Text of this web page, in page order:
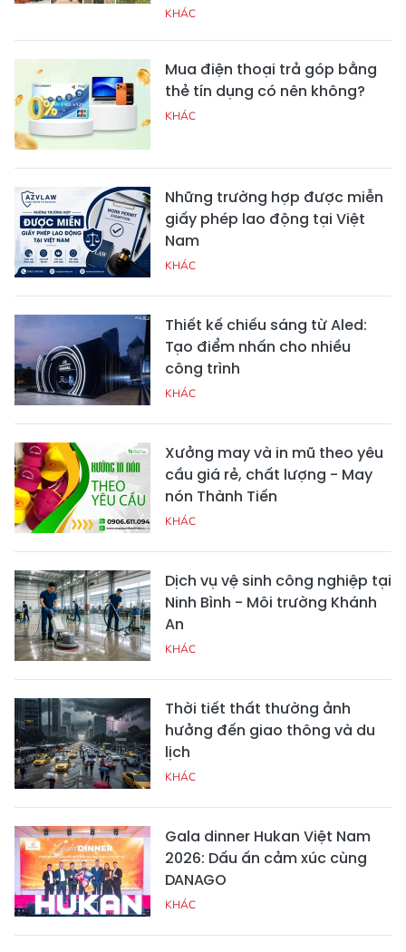
KHÁC
Mua điện thoại trả góp bằng
thẻ tín dụng có nên không?
KHÁC
Những trường hợp được miễn
giấy phép lao động tại Việt
Nam
KHÁC
Thiết kế chiếu sáng từ Aled:
Tạo điểm nhấn cho nhiều
công trình
KHÁC
Xưởng may và in mũ theo yêu
cầu giá rẻ, chất lượng - May
nón Thành Tiến
KHÁC
Dịch vụ vệ sinh công nghiệp tại
Ninh Bình - Môi trường Khánh
An
KHÁC
Thời tiết thất thường ảnh
hưởng đến giao thông và du
lịch
KHÁC
Gala dinner Hukan Việt Nam
2026: Dấu ấn cảm xúc cùng
DANAGO
KHÁC